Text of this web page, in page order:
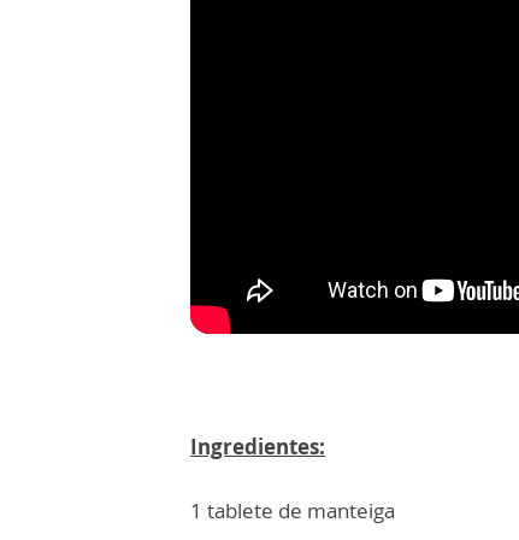
Ingredientes:
1 tablete de manteiga